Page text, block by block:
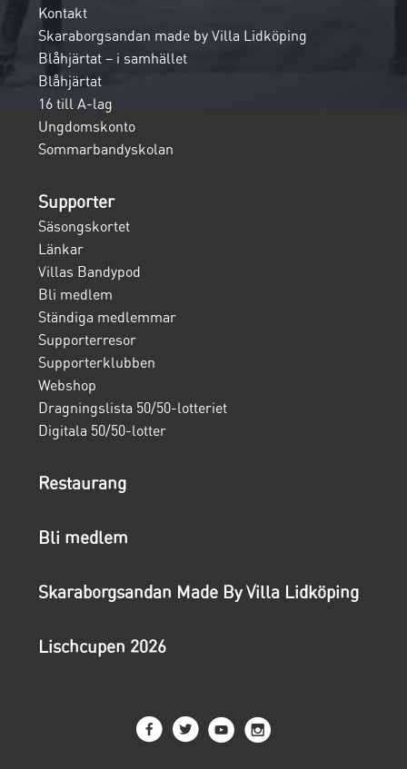
Kontakt
Skaraborgsandan made by Villa Lidköping
Blåhjärtat – i samhället
Blåhjärtat
16 till A-lag
Ungdomskonto
Sommarbandyskolan
Supporter
Säsongskortet
Länkar
Villas Bandypod
Bli medlem
Ständiga medlemmar
Supporterresor
Supporterklubben
Webshop
Dragningslista 50/50-lotteriet
Digitala 50/50-lotter
Restaurang
Bli medlem
Skaraborgsandan Made By Villa Lidköping
Lischcupen 2026